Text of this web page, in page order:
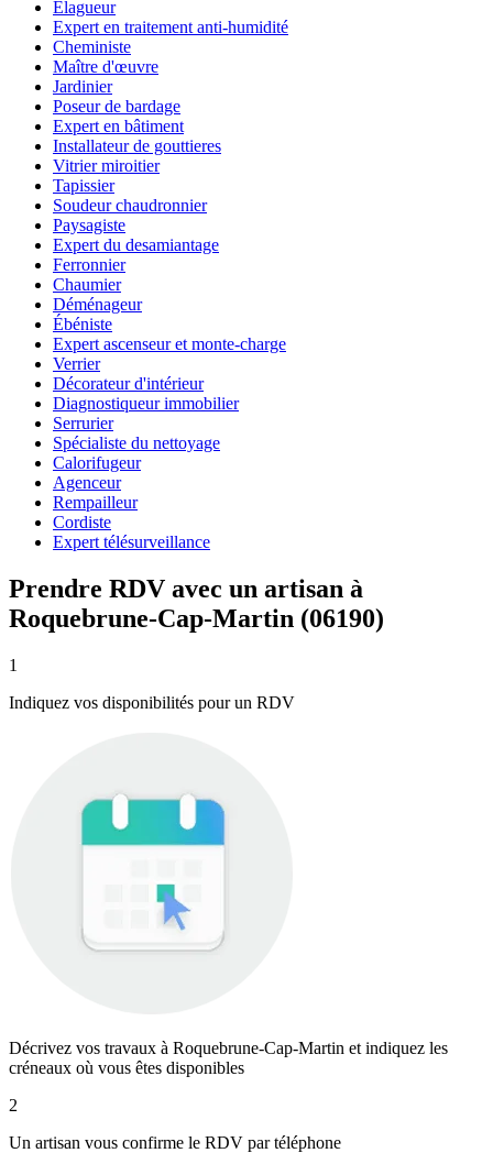
Élagueur
Expert en traitement anti-humidité
Cheministe
Maître d'œuvre
Jardinier
Poseur de bardage
Expert en bâtiment
Installateur de gouttieres
Vitrier miroitier
Tapissier
Soudeur chaudronnier
Paysagiste
Expert du desamiantage
Ferronnier
Chaumier
Déménageur
Ébéniste
Expert ascenseur et monte-charge
Verrier
Décorateur d'intérieur
Diagnostiqueur immobilier
Serrurier
Spécialiste du nettoyage
Calorifugeur
Agenceur
Rempailleur
Cordiste
Expert télésurveillance
Prendre RDV avec un artisan à
Roquebrune-Cap-Martin (06190)
1
Indiquez vos disponibilités pour un RDV
Décrivez vos travaux à Roquebrune-Cap-Martin et indiquez les
créneaux où vous êtes disponibles
2
Un artisan vous confirme le RDV par téléphone